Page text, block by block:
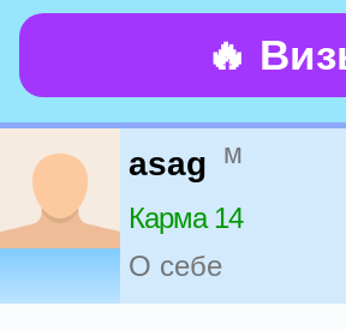
🔥
asag м
Карма 14
О себе